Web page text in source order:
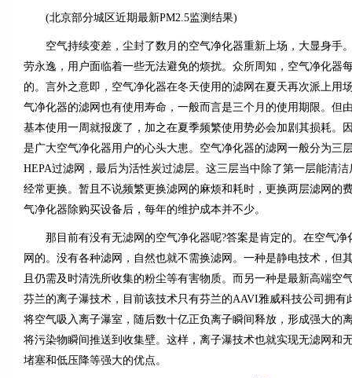
(北京部分城区近期最新PM2.5监测结果)
空气持续变差，尘封了数月的空气净化器重新上场，大显身手
劳永逸，用户面临着一些无法避免的烦扰。众所周知，空气净化器
的。言外之意即，空气净化器在冬天使用的滤网在夏天再次派上用
气净化器的滤网也有使用寿命，一般而言是三个月的使用期限。但
基本使用一周就报废了，加之在夏季频繁使用势必会加剧其损耗。
是广大空气净化器用户的心头大患。空气净化器的滤网一般分为三
HEPA过滤网，最后为活性炭过滤层。这三层当中除了第一层能清
经常更换。暂且不说频繁更换滤网的麻烦和耗时，更换两层滤网的
气净化器除购买设备后，每年的维护成本并不少。
那目前有没有无滤网的空气净化器呢?答案是肯定的。在空气净
网的。没有各种滤网，自然也就不需换滤网。一种是静电技术，但
且仍需及时清洗所收集的粉尘等有害物质。而另一种是最新高端空
芬兰的离子瀑技术，目前该技术只有芬兰的AAVI雅威科技公司拥有
将空气吸入离子瀑室，随后数十亿正负离子瞬间释放，形成强大的
将污染物瞬间推送到收集壁。这样，离子瀑技术也就实现无滤网和
堵塞和低压降等强大的优点。